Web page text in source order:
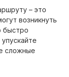
– это
возникнуть
быстро
сложные